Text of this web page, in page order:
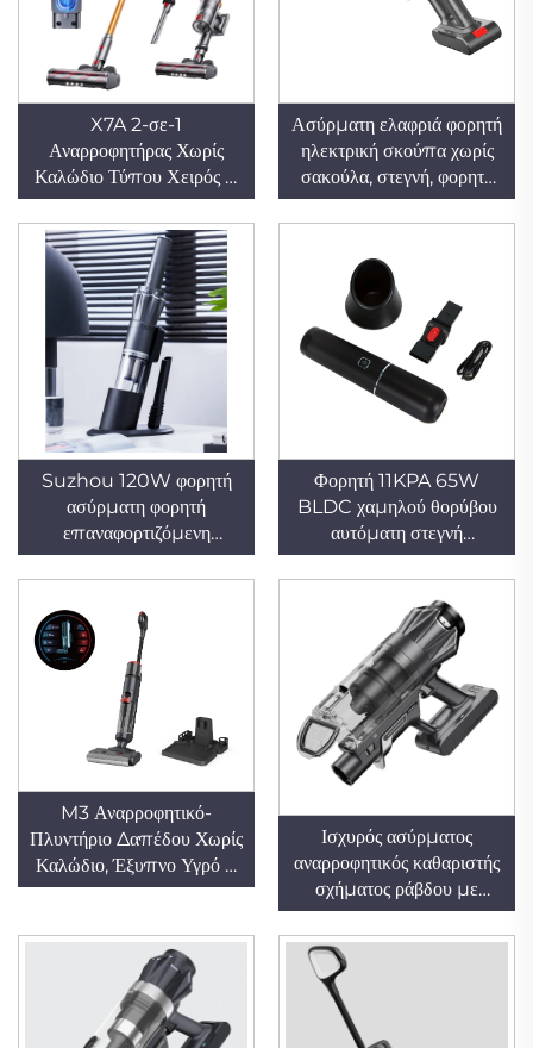
X7A 2-σε-1
Αναρροφητήρας Χωρίς
Καλώδιο Τύπου Χειρός &
Ράβδου με Ασύγχρονο
Κινητήρα για Χρήση σε
Αυτοκίνητο και Σπίτι
Ασύρματη ελαφριά φορητή
ηλεκτρική σκούπα χωρίς
σακούλα, στεγνή, φορητή
κυκλώνα με ραβδί για
καθαρισμό χαλιών
κατοικίδιων ζώων, οικιακή
και ξενοδοχειακή χρήση
Suzhou 120W φορητή
ασύρματη φορητή
επαναφορτιζόμενη
ηλεκτρική σκούπα χωρίς
σακούλα HEPA για
αυτοκίνητο και ξενοδοχείο
Φορητή 11KPA 65W
BLDC χαμηλού θορύβου
αυτόματη στεγνή
ηλεκτρική σκούπα
αυτοκινήτου χωρίς
σακούλα, ισχυρή φορητή
μηχανή χωρίς ψήκτρες
USB για χρήση σε
ξενοδοχείο
M3 Αναρροφητικό-
Πλυντήριο Δαπέδου Χωρίς
Καλώδιο, Έξυπνο Υγρό &
Ξηρό Αναρροφητικό
Ισχυρός ασύρματος
αναρροφητικός καθαριστής
σχήματος ράβδου με
ασύγχρονο κινητήρα,
λειτουργία καθαρισμού
σκόνης με βούρτσα,
επαναφορτιζόμενος και με
έξυπνη LED οθόνη